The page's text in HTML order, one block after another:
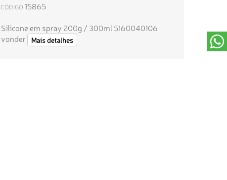
CÓDIGO 15865
Silicone em spray 200g / 300ml 5160040106
vonder
Mais detalhes